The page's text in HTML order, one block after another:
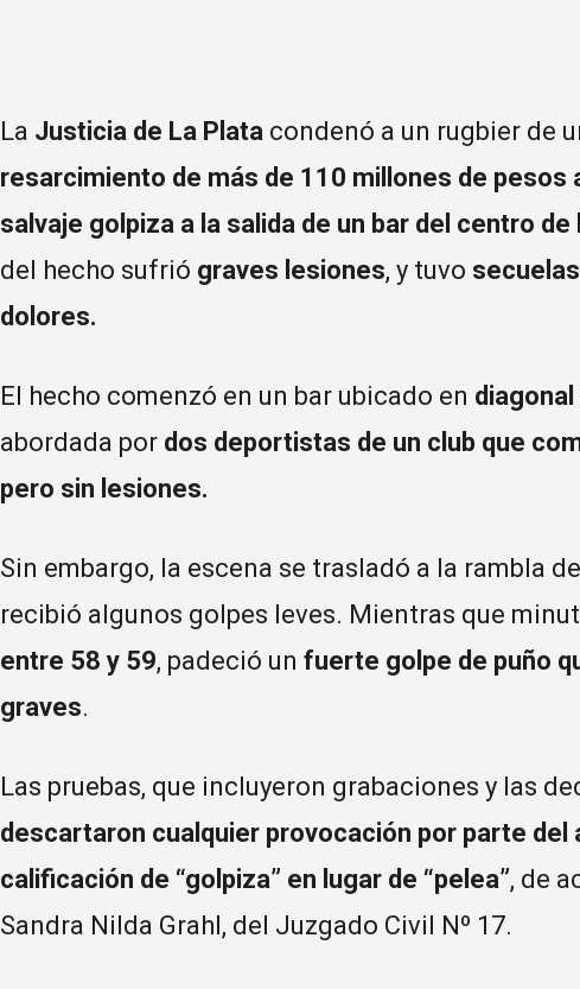
La Justicia de La Plata condenó a un rugbier de
resarcimiento de más de 110 millones de pesos
salvaje golpiza a la salida de un bar del centro de
del hecho sufrió graves lesiones, y tuvo
dolores.
El hecho comenzó en un bar ubicado en
abordada por dos deportistas de un club que
pero sin lesiones.
Sin embargo, la escena se trasladó a la rambla de
recibió algunos golpes leves. Mientras que
entre 58 y 59, padeció un fuerte golpe de puño
graves.
Las pruebas, que incluyeron grabaciones y las
descartaron cualquier provocación por parte del
calificación de “golpiza” en lugar de “pelea”, de
Sandra Nilda Grahl, del Juzgado Civil Nº 17.